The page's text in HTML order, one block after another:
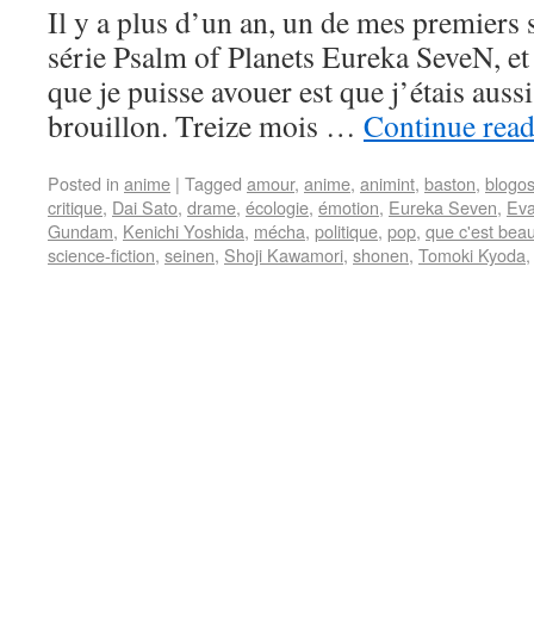
Il y a plus d’un an, un de mes
série Psalm of Planets Eureka SeveN,
que je puisse avouer est que j’étais
brouillon. Treize mois … Continue
Posted in anime | Tagged amour, anime, animint, baston,
critique, Dai Sato, drame, écologie, émotion, Eureka Seven,
Gundam, Kenichi Yoshida, mécha, politique, pop, que c'est
science-fiction, seinen, Shoji Kawamori, shonen, Tomoki Kyoda,